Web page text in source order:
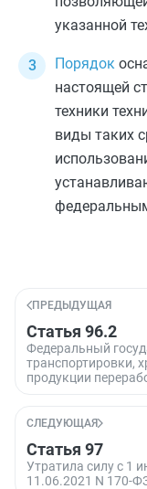
указанной
Порядок
настоящей
техники
виды таких
ПРЕДЫДУЩАЯ
Статья 96.2
Федеральный
транспортировки,
продукции
СЛЕДУЮЩАЯ
Статья 97
Утратила силу с 1
11.06.2021 N 170-